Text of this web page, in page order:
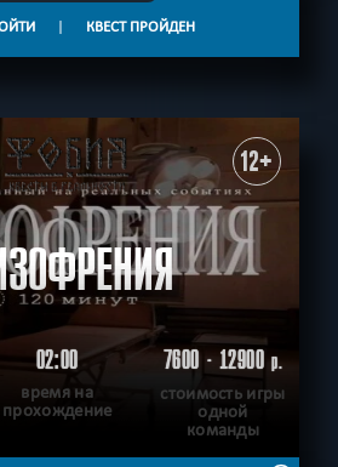
| КВЕСТ ПРОЙДЕН
12+
02:00
время на
прохождение
7600 - 12900р.
стоимость игры
одной
команды